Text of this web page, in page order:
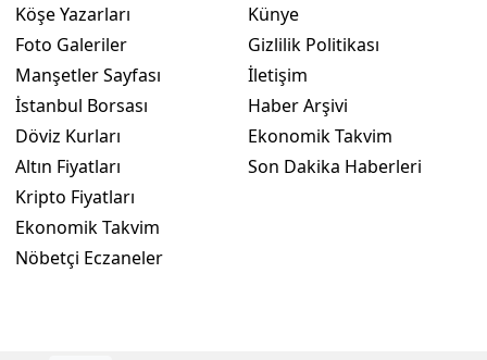
Köşe Yazarları
Foto Galeriler
Manşetler Sayfası
İstanbul Borsası
Döviz Kurları
Altın Fiyatları
Kripto Fiyatları
Ekonomik Takvim
Nöbetçi Eczaneler
Künye
Gizlilik Politikası
İletişim
Haber Arşivi
Ekonomik Takvim
Son Dakika Haberleri